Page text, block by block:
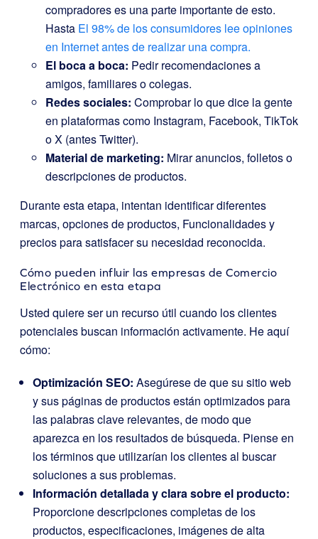
compradores es una parte importante de esto.
Hasta El 98% de los consumidores lee opiniones
en Internet antes de realizar una compra.
El boca a boca: Pedir recomendaciones a
amigos, familiares o colegas.
Redes sociales: Comprobar lo que dice la gente
en plataformas como Instagram, Facebook, TikTok
o X (antes Twitter).
Material de marketing: Mirar anuncios, folletos o
descripciones de productos.
Durante esta etapa, intentan identificar diferentes
marcas, opciones de productos, Funcionalidades y
precios para satisfacer su necesidad reconocida.
Cómo pueden influir las empresas de Comercio
Electrónico en esta etapa
Usted quiere ser un recurso útil cuando los clientes
potenciales buscan información activamente. He aquí
cómo:
Optimización SEO: Asegúrese de que su sitio web
y sus páginas de productos están optimizados para
las palabras clave relevantes, de modo que
aparezca en los resultados de búsqueda. Piense en
los términos que utilizarían los clientes al buscar
soluciones a sus problemas.
Información detallada y clara sobre el producto:
Proporcione descripciones completas de los
productos, especificaciones, imágenes de alta